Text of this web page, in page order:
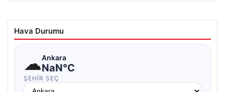
Hava Durumu
☁Ankara
NaN°C
ŞEHIR SEÇ